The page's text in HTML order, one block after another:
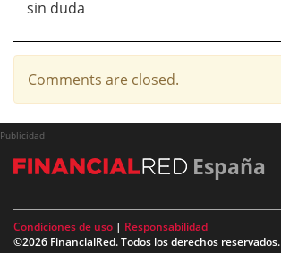
sin duda
Comments are closed.
Publicidad
España
Condiciones de uso | Responsabilidad
©2026 FinancialRed. Todos los derechos reservados.